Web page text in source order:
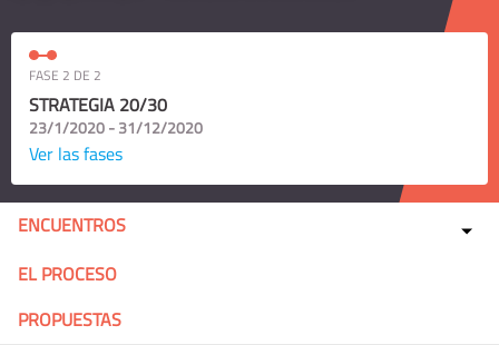
FASE 2 DE 2
STRATEGIA 20/30
23/1/2020 - 31/12/2020
Ver las fases
ENCUENTROS
EL PROCESO
PROPUESTAS